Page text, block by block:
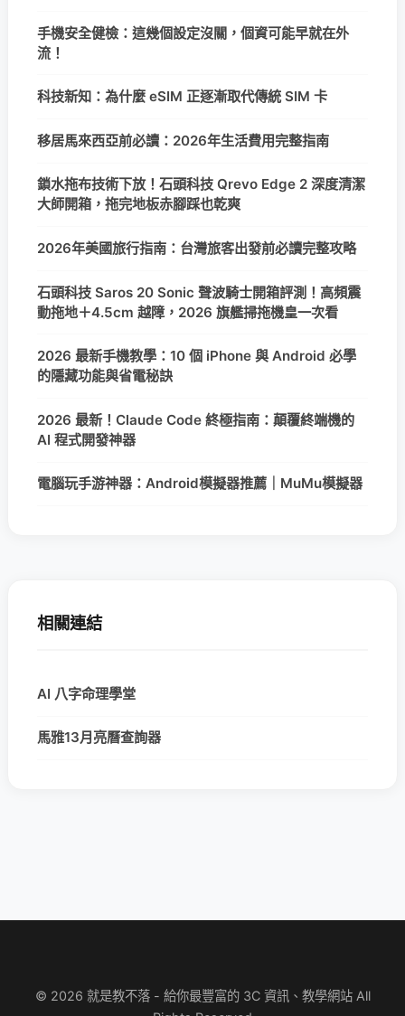
手機安全健檢：這幾個設定沒關，個資可能早就在外
流！
科技新知：為什麼 eSIM 正逐漸取代傳統 SIM 卡
移居馬來西亞前必讀：2026年生活費用完整指南
鎖水拖布技術下放！石頭科技 Qrevo Edge 2 深度清潔
大師開箱，拖完地板赤腳踩也乾爽
2026年美國旅行指南：台灣旅客出發前必讀完整攻略
石頭科技 Saros 20 Sonic 聲波騎士開箱評測！高頻震
動拖地＋4.5cm 越障，2026 旗艦掃拖機皇一次看
2026 最新手機教學：10 個 iPhone 與 Android 必學
的隱藏功能與省電秘訣
2026 最新！Claude Code 終極指南：顛覆終端機的
AI 程式開發神器
電腦玩手游神器：Android模擬器推薦｜MuMu模擬器
相關連結
AI 八字命理學堂
馬雅13月亮曆查詢器
© 2026 就是教不落 - 給你最豐富的 3C 資訊、教學網站 All